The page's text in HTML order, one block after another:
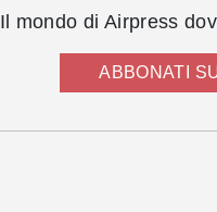
Il mondo di Airpress
ABBONATI